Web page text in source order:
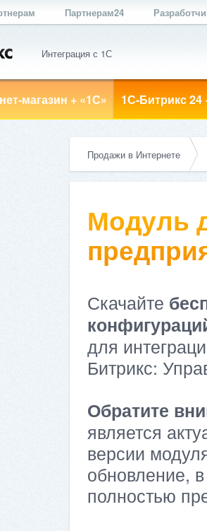
Партнерам24
Интеграция с 1С
магазин + «1С» 1С-Битрикс 24
Продажи в Интернете
Модуль
Скачайте
для
Битрикс:
Обратите
является
версии
обновление,
полностью